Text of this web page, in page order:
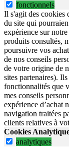
fonctionnels
Il s'agit des cookies
du site qui
expérience sur
produits consultés,
poursuivre vos
de nos conseils
de votre origine de
sites partenaires).
fonctionnalités que
mes conseils
expérience d’achat
navigation traitées
clients relatives à
Cookies
analytiques